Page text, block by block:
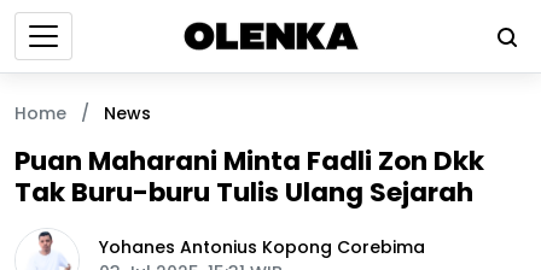
Home / News
Puan Maharani Minta Fadli Zon Dkk
Tak Buru-buru Tulis Ulang Sejarah
Yohanes Antonius Kopong Corebima